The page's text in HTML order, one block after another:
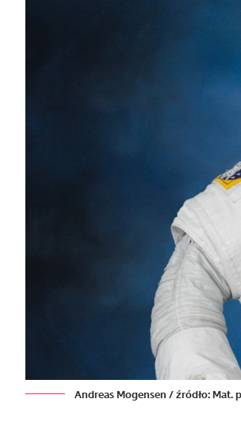
Andreas Mogensen / źródło: Mat.